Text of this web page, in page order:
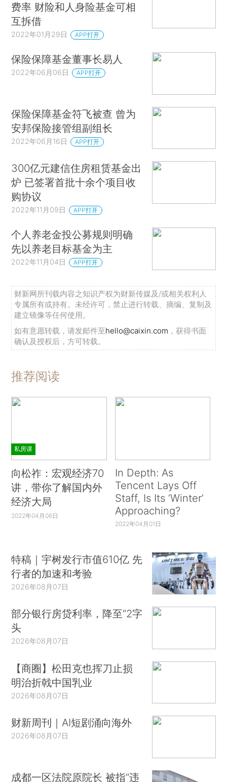
费率 财险和人身险基金可相
互拆借
2022年01月29日 APP打开
保险保障基金董事长易人
2022年06月06日 APP打开
保险保障基金符飞被查 曾为
安邦保险接管组副组长
2022年06月16日 APP打开
300亿元建信住房租赁基金出
炉 已签署首批十余个项目收
购协议
2022年11月09日 APP打开
个人养老金投公募规则明确
先以养老目标基金为主
2022年11月04日 APP打开
财新网所刊载内容之知识产权为财新传媒及/或相关权利人
专属所有或持有。未经许可，禁止进行转载、摘编、复制及
建立镜像等任何使用。
如有意愿转载，请发邮件至hello@caixin.com ，获得书面
确认及授权后，方可转载。
推荐阅读
私房课
向松祚：宏观经济70
讲，带你了解国内外
经济大局
2022年04月06日
In Depth: As
Tencent Lays Off
Staff, Is Its ‘Winter’
Approaching?
2022年04月01日
特稿｜宇树发行市值610亿 先
行者的加速和考验
2026年08月07日
部分银行房贷利率，降至“2字
头
2026年08月07日
【商圈】松田克也挥刀止损
明治折戟中国乳业
2026年08月07日
财新周刊｜AI短剧涌向海外
2026年08月07日
成都一区法院原院长 被指“违